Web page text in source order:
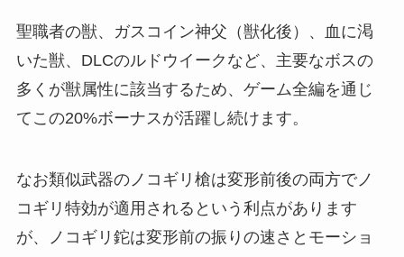
聖職者の獣、ガスコイン神父（獣化後）、血に渇
いた獣、DLCのルドウイークなど、主要なボスの
多くが獣属性に該当するため、ゲーム全編を通じ
てこの20%ボーナスが活躍し続けます。
なお類似武器のノコギリ槍は変形前後の両方でノ
コギリ特効が適用されるという利点があります
が、ノコギリ鉈は変形前の振りの速さとモーショ